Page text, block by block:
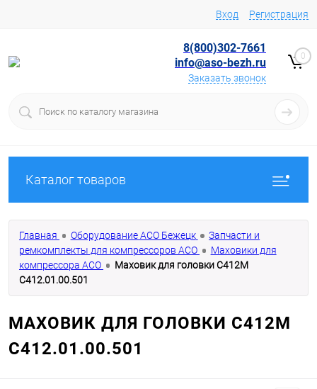
Вход Регистрация
8(800)302-7661
info@aso-bezh.ru
Заказать звонок
0
Каталог товаров
Главная Оборудование АСО Бежецк
Запчасти и
ремкомплекты для компрессоров АСО
Маховики для
компрессора АСО
Маховик для головки С412М
С412.01.00.501
МАХОВИК ДЛЯ ГОЛОВКИ С412М
С412.01.00.501